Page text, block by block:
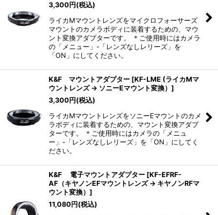
3,300円(税込)
ライカMマウントレンズをマイクロフォーサーズ
マウントのカメラボディに装着するための、マウ
ント変換アダプターです。 ＊ご使用時にはカメラ
の「メニュー」-「レンズなしレリーズ」を
「ON」にしてください。
K&F マウントアダプター [KF-LME (ライカMマ
ウントレンズ → ソニーEマウント変換） ]
3,300円(税込)
ライカMマウントレンズをソニーEマウントのカメ
ラボディに装着するための、マウント変換アダプ
ターです。 ＊ご使用時にはカメラの「メニュ
ー」-「レンズなしレリーズ」を「ON」にしてく
ださい。
K&F 電子マウントアダプター [KF-EFRF-
AF（キヤノンEFマウントレンズ → キヤノンRFマ
ウント変換） ]
11,080円(税込)